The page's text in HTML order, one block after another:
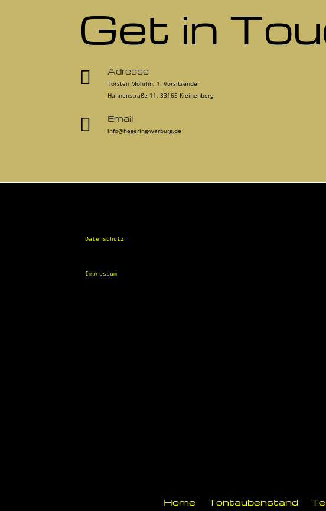
Get in
 Adresse
Torsten Möhrlin, 1. Vorsitzender
Hahnenstraße 11, 33165 Kleinenberg
 Email
info@hegering-warburg.de
Datenschutz
Impressum
Home Tontaubenstand